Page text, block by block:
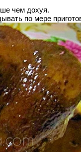
чем дохуя.
по мере